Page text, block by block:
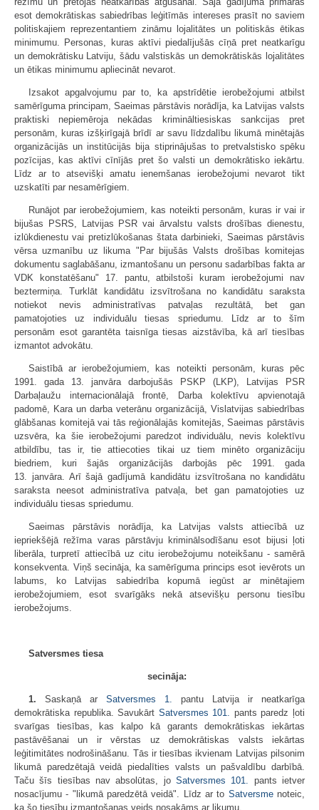
esot demokrātiskas sabiedrības leģitīmās intereses prasīt no saviem
politiskajiem reprezentantiem zināmu lojalitātes un politiskās ētikas
minimumu. Personas, kuras aktīvi piedalījušās cīņā pret neatkarīgu
un demokrātisku Latviju, šādu valstiskās un demokrātiskās lojalitātes
un ētikas minimumu apliecināt nevarot.
Izsakot apgalvojumu par to, ka apstrīdētie ierobežojumi atbilst
samērīguma principam, Saeimas pārstāvis norādīja, ka Latvijas valsts
praktiski nepiemēroja nekādas krimināltiesiskas sankcijas pret
personām, kuras izšķirīgajā brīdī ar savu līdzdalību likumā minētajās
organizācijās un institūcijās bija stiprinājušas to pretvalstisko spēku
pozīcijas, kas aktīvi cīnījās pret šo valsti un demokrātisko iekārtu.
Līdz ar to atsevišķi amatu ienemšanas ierobežojumi nevarot tikt
uzskatīti par nesamērīgiem.
Runājot par ierobežojumiem, kas noteikti personām, kuras ir vai ir
bijušas PSRS, Latvijas PSR vai ārvalstu valsts drošības dienestu,
izlūkdienestu vai pretizlūkošanas štata darbinieki, Saeimas pārstāvis
vērsa uzmanību uz likuma "Par bijušās Valsts drošības komitejas
dokumentu saglabāšanu, izmantošanu un personu sadarbības fakta ar
VDK konstatēšanu" 17. pantu, atbilstoši kuram ierobežojumi nav
beztermiņa. Turklāt kandidātu izsvītrošana no kandidātu saraksta
notiekot nevis administratīvas patvaļas rezultātā, bet gan
pamatojoties uz individuālu tiesas spriedumu. Līdz ar to šīm
personām esot garantēta taisnīga tiesas aizstāvība, kā arī tiesības
izmantot advokātu.
Saistībā ar ierobežojumiem, kas noteikti personām, kuras pēc
1991. gada 13. janvāra darbojušās PSKP (LKP), Latvijas PSR
Darbaļaužu internacionālajā frontē, Darba kolektīvu apvienotajā
padomē, Kara un darba veterānu organizācijā, Vislatvijas sabiedrības
glābšanas komitejā vai tās reģionālajās komitejās, Saeimas pārstāvis
uzsvēra, ka šie ierobežojumi paredzot individuālu, nevis kolektīvu
atbildību, tas ir, tie attiecoties tikai uz tiem minēto organizāciju
biedriem, kuri šajās organizācijās darbojās pēc 1991. gada
13. janvāra. Arī šajā gadījumā kandidātu izsvītrošana no kandidātu
saraksta neesot administratīva patvaļa, bet gan pamatojoties uz
individuālu tiesas spriedumu.
Saeimas pārstāvis norādīja, ka Latvijas valsts attiecībā uz
iepriekšējā režīma varas pārstāvju kriminālsodīšanu esot bijusi ļoti
liberāla, turpretī attiecībā uz citu ierobežojumu noteikšanu - samērā
konsekventa. Viņš secināja, ka samērīguma princips esot ievērots un
labums, ko Latvijas sabiedrība kopumā iegūst ar minētajiem
ierobežojumiem, esot svarīgāks nekā atsevišķu personu tiesību
ierobežojums.
Satversmes tiesa
secināja:
1. Saskaņā ar Satversmes 1. pantu Latvija ir neatkarīga
demokrātiska republika. Savukārt Satversmes 101. pants paredz ļoti
svarīgas tiesības, kas kalpo kā garants demokrātiskas iekārtas
pastāvēšanai un ir vērstas uz demokrātiskas valsts iekārtas
leģitimitātes nodrošināšanu. Tās ir tiesības ikvienam Latvijas pilsonim
likumā paredzētajā veidā piedalīties valsts un pašvaldību darbībā.
Taču šīs tiesības nav absolūtas, jo Satversmes 101. pants ietver
nosacījumu - "likumā paredzētā veidā". Līdz ar to Satversmenoteic,
ka šo tiesību izmantošanas veids nosakāms ar likumu.